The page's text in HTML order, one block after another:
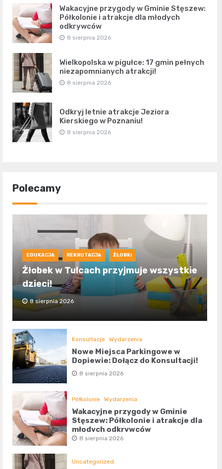
Wakacyjne przygody w Gminie Stęszew:
Półkolonie i atrakcje dla młodych
odkrywców
8 sierpnia 2026
Wielkopolska w pigułce: 17 gmin pełnych
niezapomnianych atrakcji!
8 sierpnia 2026
Odkryj letnie atrakcje Jeziora
Kierskiego w Poznaniu!
8 sierpnia 2026
Polecamy
EDUKACJA REKRUTACJA ŻŁOBKI
Żłobek w Tulcach przyjmuje wszystkie
dzieci!
8 sierpnia 2026
Konsultacje Wydarzenia
Nowe Miejsca Parkingowe w
Dopiewie: Dołącz do Konsultacji!
8 sierpnia 2026
Półkolonie Wydarzenia
Wakacyjne przygody w Gminie
Stęszew: Półkolonie i atrakcje dla
młodych odkrywców
8 sierpnia 2026
Uncategorized